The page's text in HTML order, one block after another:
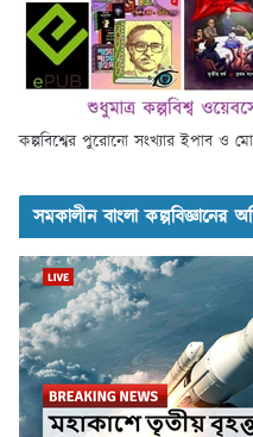
কল্পবিশ্বের পুরোনো সংখ্যার ইপাব ও
সমকালীন বাংলা কল্পবিজ্ঞানের